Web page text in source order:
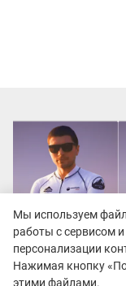
Мы используем
работы с сервисом
персонализации
Нажимая кнопку
этими файлами.